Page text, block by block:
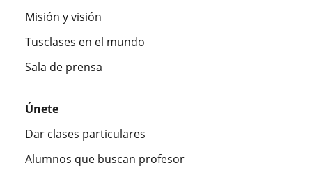
Misión y visión
Tusclases en el mundo
Sala de prensa
Únete
Dar clases particulares
Alumnos que buscan profesor